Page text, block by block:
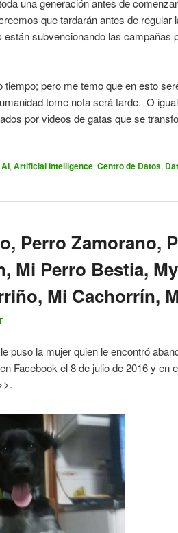
que tardarán antes de regular
están subvencionando las campañas
tiempo; pero me temo que en esto
tome nota será tarde. O
por videos de gatas que se
AI, Artificial Intelligence, Centro de Datos,
Perro Zamorano,
Mi Perro Bestia,
Mi Cachorrín,
puso la mujer quien le encontró
Facebook el 8 de julio de 2016 y en